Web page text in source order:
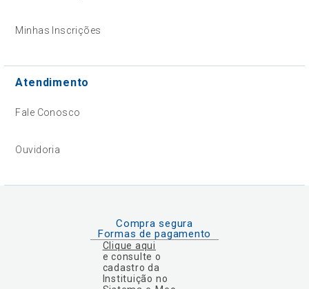
Minhas Inscrições
Atendimento
Fale Conosco
Ouvidoria
Compra segura
Formas de pagamento
Clique aqui
e consulte o
cadastro da
Instituição no